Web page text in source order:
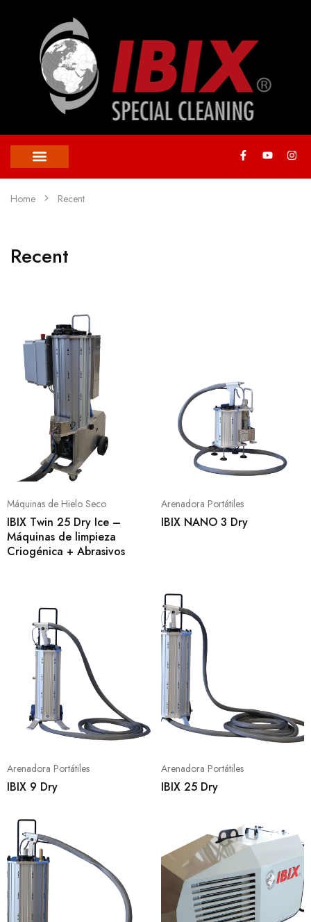
Home Recent
Recent
Máquinas de Hielo Seco
IBIX Twin 25 Dry Ice –
Máquinas de limpieza
Criogénica + Abrasivos
Arenadora Portátiles
IBIX NANO 3 Dry
Arenadora Portátiles
IBIX 9 Dry
Arenadora Portátiles
IBIX 25 Dry